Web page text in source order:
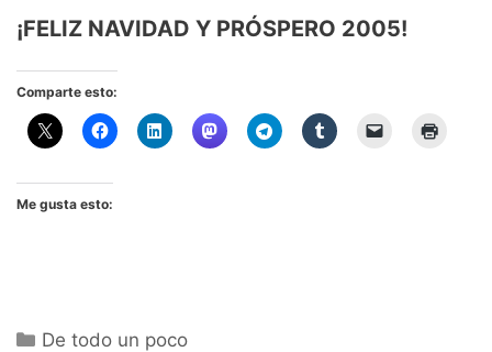
¡FELIZ NAVIDAD Y PRÓSPERO 2005!
Comparte esto:
Me gusta esto:
Categorías
De todo un poco